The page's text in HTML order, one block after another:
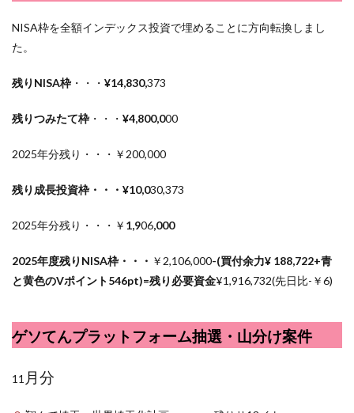
NISA枠を全額インデックス投資で埋めることに方向転換しまし
た。
残りNISA枠 ・・・ ¥14,830,373
残りつみたて枠 ・・・ ¥4,800,000
2025年分残り・・・￥200,000
残り成長投資枠・・・¥10,030,373
2025年分残り・・・￥ 1,906,000
2025年度残りNISA枠・・・ ￥2,106,000-(買付余力¥ 188,722+青
と黄色のVポイント546pt)=残り必要資金¥1,916,732(先日比-￥6)
ゲソてんプラットフォーム抽選・山分け案件
11 月分